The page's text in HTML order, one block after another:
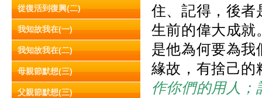
從復活到復興(二)
我知故我在(一)
我知故我在(二)
母親節默想(三)
父親節默想(三)
住、記得，後者
生前的偉大成就
是他為何要為我
緣故，有捨己的
作你們的用人